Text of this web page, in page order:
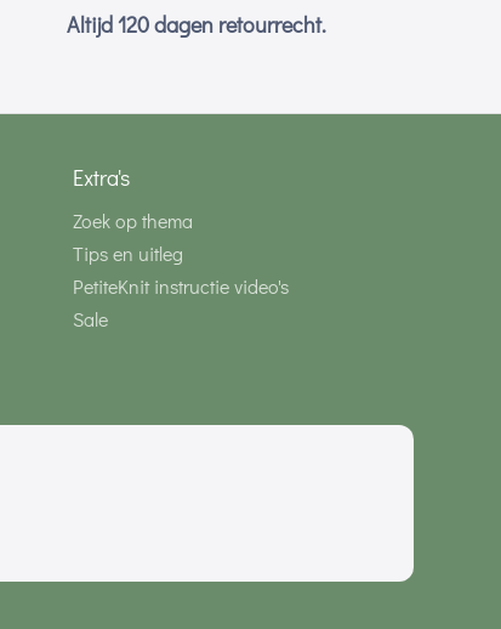
Altijd 120 dagen retourrecht.
Extra's
Zoek op thema
Tips en uitleg
PetiteKnit instructie video's
Sale